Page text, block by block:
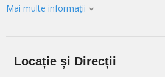
Mai multe informații
Locație și Direcții